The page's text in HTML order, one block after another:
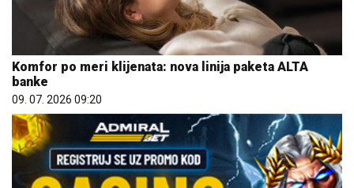
Komfor po meri klijenata: nova linija paketa ALTA
banke
09. 07. 2026 09:20